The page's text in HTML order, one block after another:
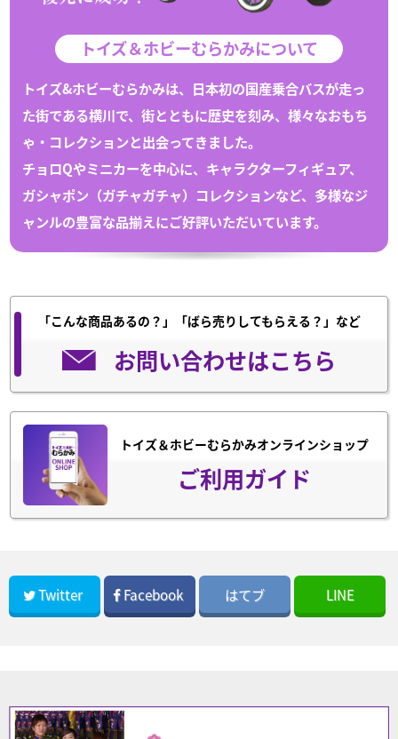
トイズ＆ホビーむらかみについて
トイズ&ホビーむらかみは、日本初の国産乗合バスが走っ
た街である横川で、街とともに歴史を刻み、様々なおもち
ゃ ・ コレクションと出会ってきました。
チョロQやミニカーを中心に、キャラクターフィギュア、
ガシャポン（ガチャガチャ） コレクションなど、多様なジ
ャンルの豊富な品揃えにご好評いただいています。
「こんな商品あるの？」「ばら売りしてもらえる？」など
お問い合わせはこちら
トイズ＆ホビーむらかみオンラインショップ
ご利用ガイド
Twitter Facebook はてブ LINE